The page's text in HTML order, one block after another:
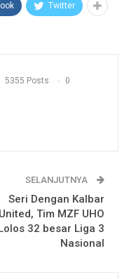
Twitter
5355 Posts 0
SELANJUTNYA
Seri Dengan Kalbar
United, Tim MZF UHO
Lolos 32 besar Liga 3
Nasional